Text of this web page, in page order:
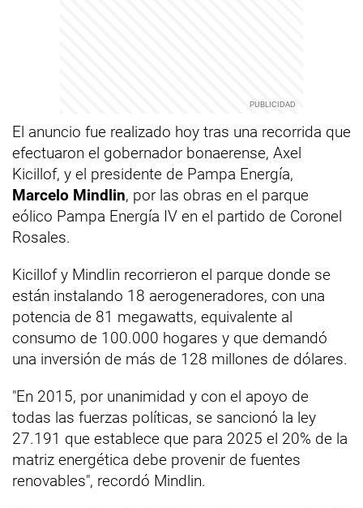
El anuncio fue realizado hoy tras una recorrida que
efectuaron el gobernador bonaerense, Axel
Kicillof, y el presidente de Pampa Energía,
Marcelo Mindlin, por las obras en el parque
eólico Pampa Energía IV en el partido de Coronel
Rosales.
Kicillof y Mindlin recorrieron el parque donde se
están instalando 18 aerogeneradores, con una
potencia de 81 megawatts, equivalente al
consumo de 100.000 hogares y que demandó
una inversión de más de 128 millones de dólares.
"En 2015, por unanimidad y con el apoyo de
todas las fuerzas políticas, se sancionó la ley
27.191 que establece que para 2025 el 20% de la
matriz energética debe provenir de fuentes
renovables", recordó Mindlin.